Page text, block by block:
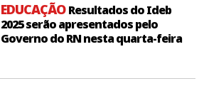
EDUCAÇÃOResultados do Ideb
2025 serão apresentados pelo
Governo do RN nesta quarta-feira